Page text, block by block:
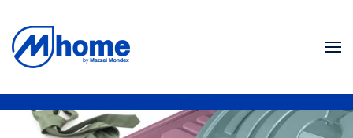
Skip to main content